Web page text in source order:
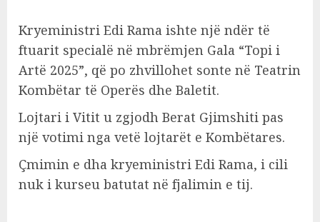
Kryeministri Edi Rama ishte një ndër të
ftuarit specialë në mbrëmjen Gala “Topi i
Artë 2025”, që po zhvillohet sonte në Teatrin
Kombëtar të Operës dhe Baletit.
Lojtari i Vitit u zgjodh Berat Gjimshiti pas
një votimi nga vetë lojtarët e Kombëtares.
Çmimin e dha kryeministri Edi Rama, i cili
nuk i kurseu batutat në fjalimin e tij.